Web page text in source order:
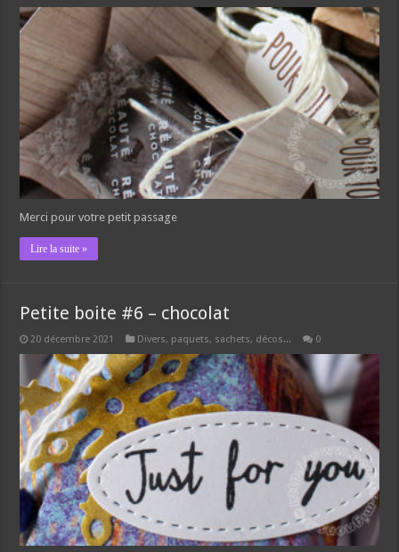
Merci pour votre petit passage
Lire la suite »
Petite boite #6 – chocolat
20 décembre 2021 Divers, paquets, sachets, décos... 0